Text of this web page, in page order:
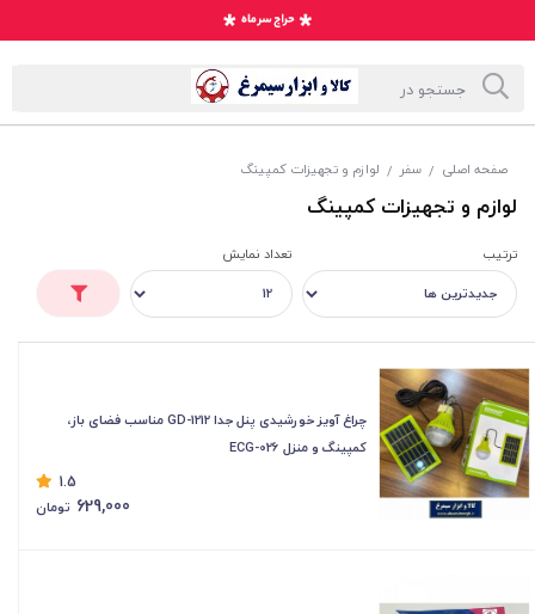
صفحه اصلی / سفر / لوازم و تجهیزات کمپینگ
لوازم و تجهیزات کمپینگ
ترتیب تعداد نمایش
چراغ آویز خورشیدی پنل جدا GD-1212 مناسب فضای باز،
کمپینگ و منزل ECG-026
1.5
629,000 تومان